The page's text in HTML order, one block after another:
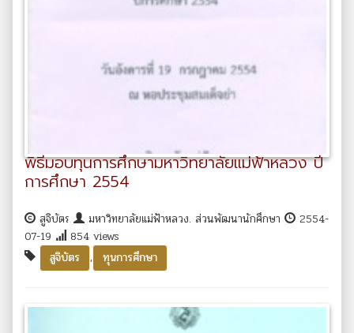
พิธีมอบทุนการศึกษามหาวิทยาลัยแม่ฟ้าหลวง ปี
การศึกษา 2554
สูจิบัตร มหาวิทยาลัยแม่ฟ้าหลวง. ส่วนพัฒนานักศึกษา
2554-
07-19
854 views
สูจิบัตร
, ทุนการศึกษา